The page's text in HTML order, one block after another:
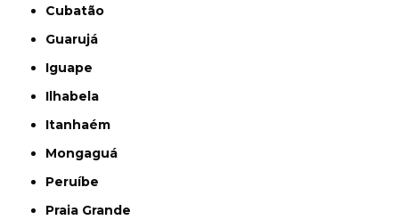
Cubatão
Guarujá
Iguape
Ilhabela
Itanhaém
Mongaguá
Peruíbe
Praia Grande